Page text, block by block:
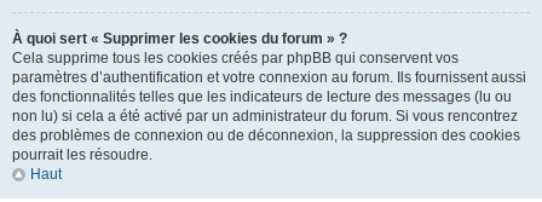
À quoi sert « Supprimer les cookies du forum » ?
Cela supprime tous les cookies créés par phpBB qui conservent vos
paramètres d’authentification et votre connexion au forum. Ils fournissent aussi
des fonctionnalités telles que les indicateurs de lecture des messages (lu ou
non lu) si cela a été activé par un administrateur du forum. Si vous rencontrez
des problèmes de connexion ou de déconnexion, la suppression des cookies
pourrait les résoudre.
Haut